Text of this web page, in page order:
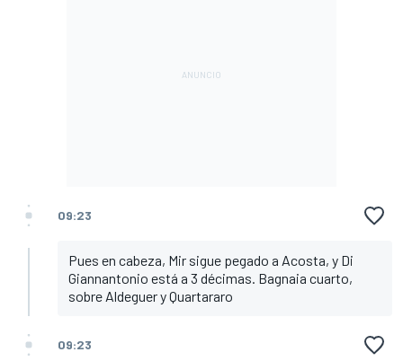
09:23
Pues en cabeza, Mir sigue pegado a Acosta, y Di
Giannantonio está a 3 décimas. Bagnaia cuarto,
sobre Aldeguer y Quartararo
09:23